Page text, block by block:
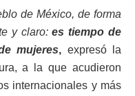
de México, de forma
y claro:es tiempo de
mujeres, expresó la
a la que acudieron
internacionales y más